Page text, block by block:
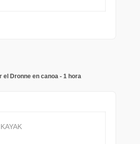
el Dronne en canoa - 1 hora